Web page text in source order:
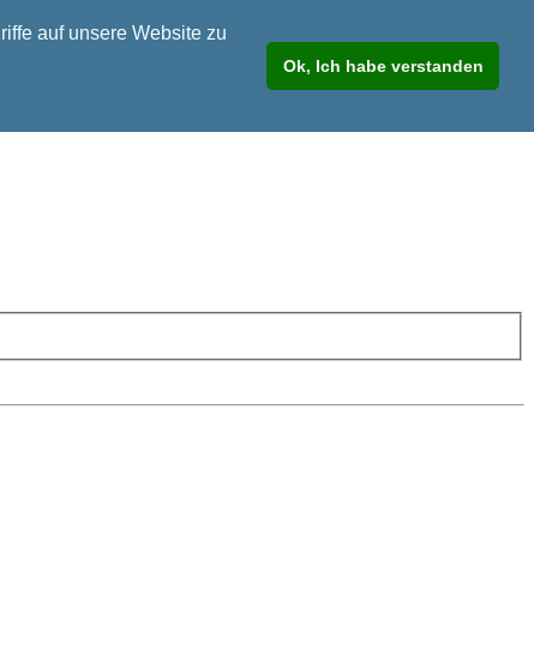
auf unsere Website zu
Ok, Ich habe verstanden